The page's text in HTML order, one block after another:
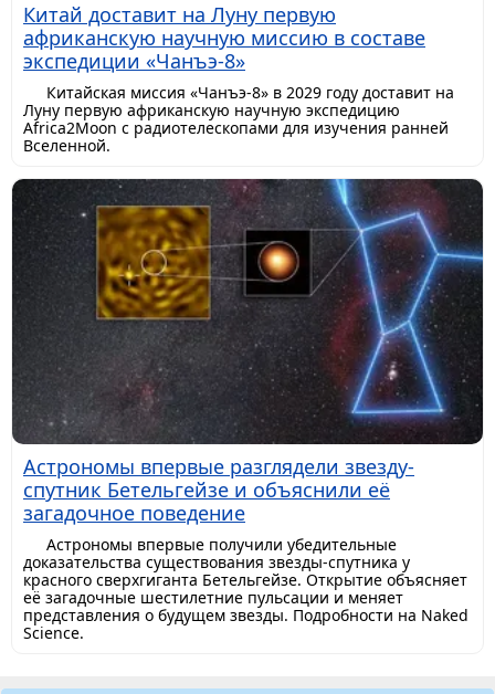
Китай доставит на Луну первую
африканскую научную миссию в составе
экспедиции «Чанъэ-8»
Китайская миссия «Чанъэ-8» в 2029 году доставит на
Луну первую африканскую научную экспедицию
Africa2Moon с радиотелескопами для изучения ранней
Вселенной.
Астрономы впервые разглядели звезду-
спутник Бетельгейзе и объяснили её
загадочное поведение
Астрономы впервые получили убедительные
доказательства существования звезды-спутника у
красного сверхгиганта Бетельгейзе. Открытие объясняет
её загадочные шестилетние пульсации и меняет
представления о будущем звезды. Подробности на Naked
Science.